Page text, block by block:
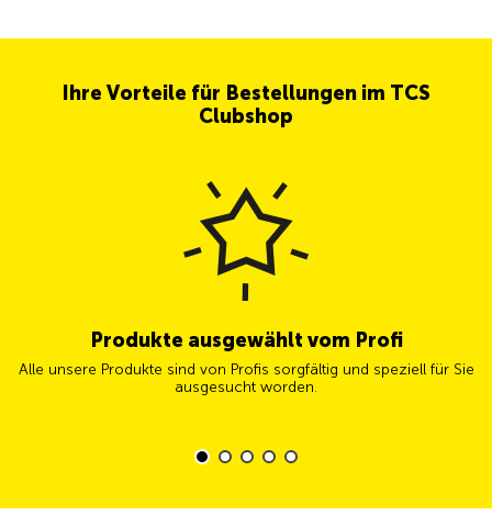
Ihre Vorteile für Bestellungen im TCS
Clubshop
Produkte ausgewählt vom Profi
Alle unsere Produkte sind von Profis sorgfältig und speziell für Sie
ausgesucht worden.